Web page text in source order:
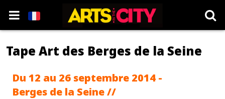
Tape Art des Berges de la Seine
Du 12 au 26 septembre 2014 -
Berges de la Seine //